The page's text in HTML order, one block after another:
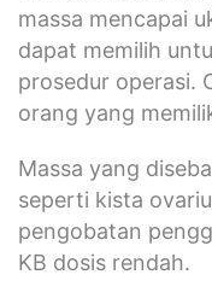
massa mencapai
dapat memilih
prosedur operasi.
orang yang
Massa yang
seperti kista
pengobatan
KB dosis rendah.